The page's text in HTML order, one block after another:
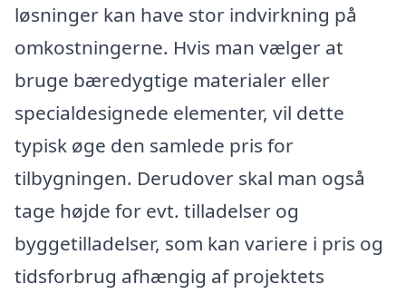
løsninger kan have stor indvirkning på
omkostningerne. Hvis man vælger at
bruge bæredygtige materialer eller
specialdesignede elementer, vil dette
typisk øge den samlede pris for
tilbygningen. Derudover skal man også
tage højde for evt. tilladelser og
byggetilladelser, som kan variere i pris og
tidsforbrug afhængig af projektets